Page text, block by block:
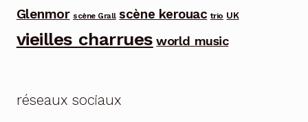
Glenmor scène Grall scène kerouac trio UK
vieilles charrues world music
réseaux sociaux